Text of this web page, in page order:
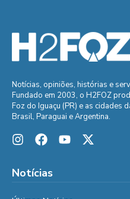
Notícias, opiniões, histórias e
Fundado em 2003, o H2FOZ
Foz do Iguaçu (PR) e as cidades
Brasil, Paraguai e Argentina.
Notícias